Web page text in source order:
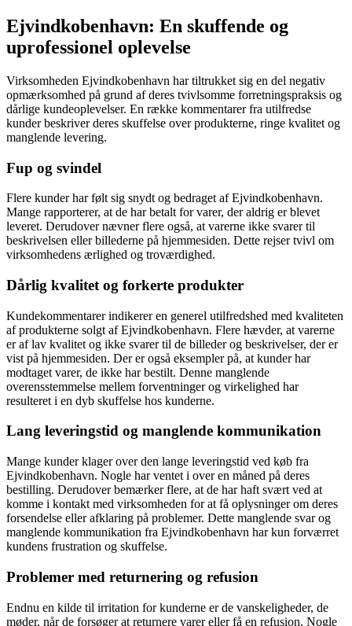
Ejvindkobenhavn: En skuffende og
uprofessionel oplevelse
Virksomheden Ejvindkobenhavn har tiltrukket sig en del negativ
opmærksomhed på grund af deres tvivlsomme forretningspraksis og
dårlige kundeoplevelser. En række kommentarer fra utilfredse
kunder beskriver deres skuffelse over produkterne, ringe kvalitet og
manglende levering.
Fup og svindel
Flere kunder har følt sig snydt og bedraget af Ejvindkobenhavn.
Mange rapporterer, at de har betalt for varer, der aldrig er blevet
leveret. Derudover nævner flere også, at varerne ikke svarer til
beskrivelsen eller billederne på hjemmesiden. Dette rejser tvivl om
virksomhedens ærlighed og troværdighed.
Dårlig kvalitet og forkerte produkter
Kundekommentarer indikerer en generel utilfredshed med kvaliteten
af produkterne solgt af Ejvindkobenhavn. Flere hævder, at varerne
er af lav kvalitet og ikke svarer til de billeder og beskrivelser, der er
vist på hjemmesiden. Der er også eksempler på, at kunder har
modtaget varer, de ikke har bestilt. Denne manglende
overensstemmelse mellem forventninger og virkelighed har
resulteret i en dyb skuffelse hos kunderne.
Lang leveringstid og manglende kommunikation
Mange kunder klager over den lange leveringstid ved køb fra
Ejvindkobenhavn. Nogle har ventet i over en måned på deres
bestilling. Derudover bemærker flere, at de har haft svært ved at
komme i kontakt med virksomheden for at få oplysninger om deres
forsendelse eller afklaring på problemer. Dette manglende svar og
manglende kommunikation fra Ejvindkobenhavn har kun forværret
kundens frustration og skuffelse.
Problemer med returnering og refusion
Endnu en kilde til irritation for kunderne er de vanskeligheder, de
møder, når de forsøger at returnere varer eller få en refusion. Nogle